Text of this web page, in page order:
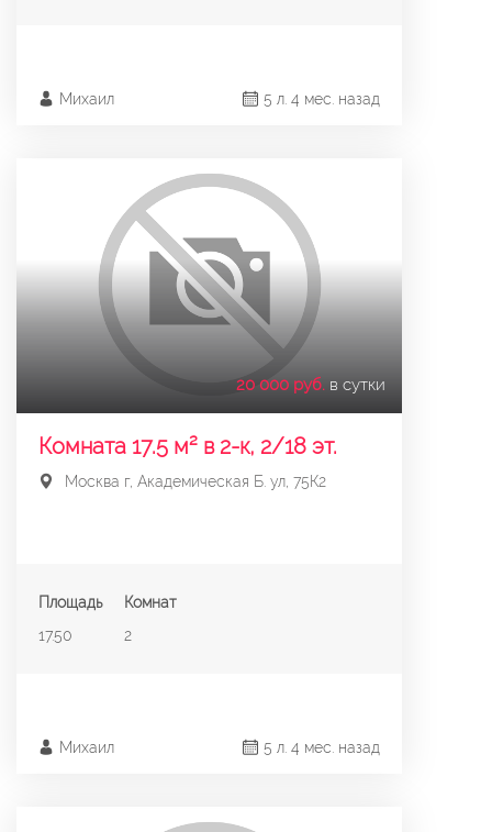
5 л. 4 мес. назад
Михаил
20 000 руб. в сутки
Комната 17.5 м² в 2-к, 2/18 эт.
Москва г, Академическая Б. ул, 75К2
Площадь
17.50
Комнат
2
5 л. 4 мес. назад
Михаил